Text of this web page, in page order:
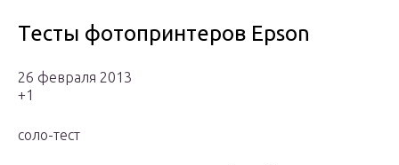
Тесты фотопринтеров Epson
26 февраля 2013
+1
соло-тест